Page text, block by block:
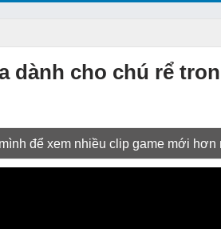
dành cho chú rể
để xem nhiều clip game mới hơn